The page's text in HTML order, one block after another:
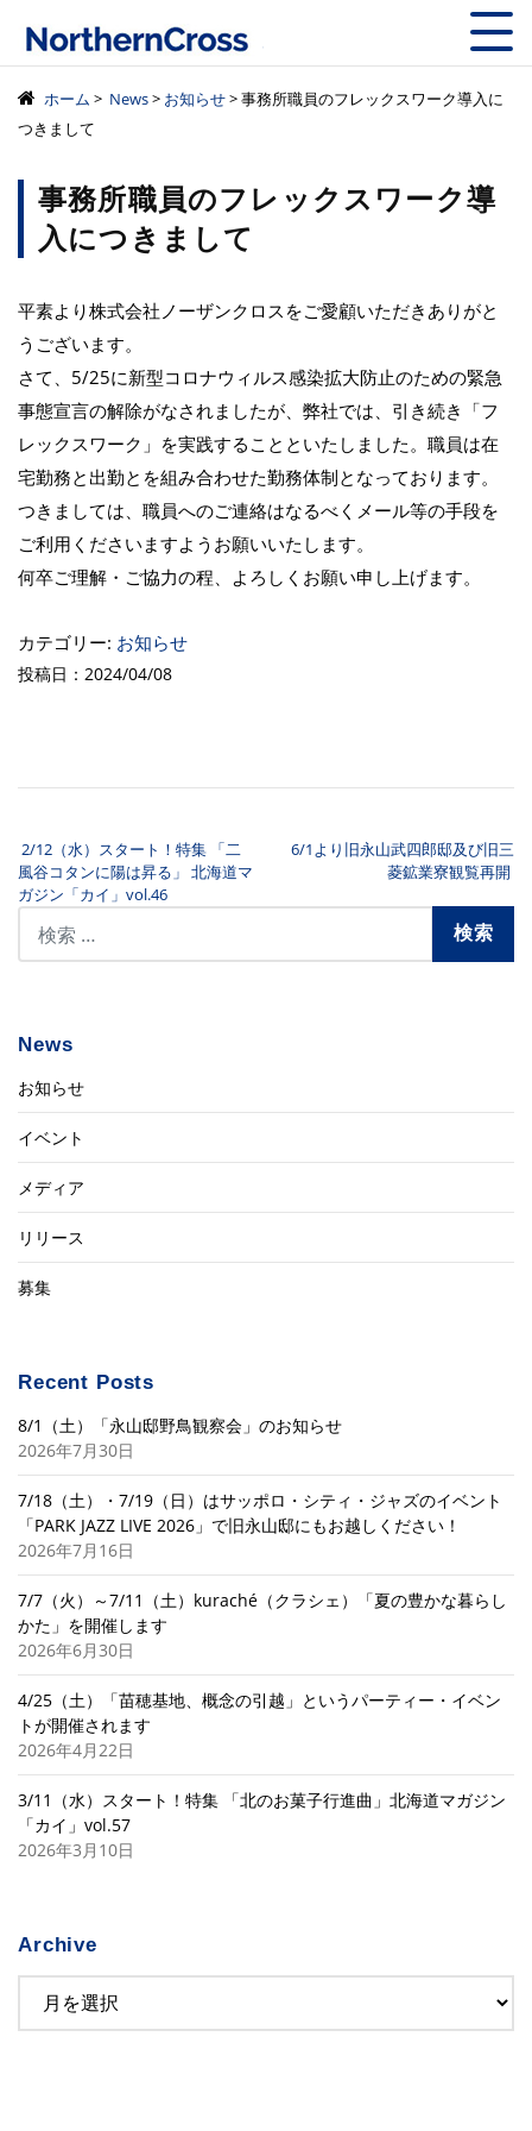
株式会社ノーザン
ホーム > News> お知らせ> 事務所職員のフレックスワーク導入に
つきまして
事務所職員のフレックスワーク導
入につきまして
平素より株式会社ノーザンクロスをご愛顧いただきありがと
うございます。
さて、5/25に新型コロナウィルス感染拡大防止のための緊急
事態宣言の解除がなされましたが、弊社では、引き続き「フ
レックスワーク」を実践することといたしました。職員は在
宅勤務と出勤とを組み合わせた勤務体制となっております。
つきましては、職員へのご連絡はなるべくメール等の手段を
ご利用くださいますようお願いいたします。
何卒ご理解・ご協力の程、よろしくお願い申し上げます。
カテゴリー: お知らせ
投稿日：2024/04/08
投稿ナビゲーション
2/12（水）スタート！特集 「二
風谷コタンに陽は昇る」 北海道マ
ガジン「カイ」vol.46
6/1より旧永山武四郎邸及び旧三
菱鉱業寮観覧再開
News
お知らせ
イベント
メディア
リリース
募集
Recent Posts
8/1（土）「永山邸野鳥観察会」のお知らせ
2026年7月30日
7/18（土）・7/19（日）はサッポロ・シティ・ジャズのイベント
「PARK JAZZ LIVE 2026」で旧永山邸にもお越しください！
2026年7月16日
7/7（火）～7/11（土）kuraché（クラシェ）「夏の豊かな暮らし
かた」を開催します
2026年6月30日
4/25（土）「苗穂基地、概念の引越」というパーティー・イベン
トが開催されます
2026年4月22日
3/11（水）スタート！特集 「北のお菓子行進曲」北海道マガジン
「カイ」vol.57
2026年3月10日
Archive